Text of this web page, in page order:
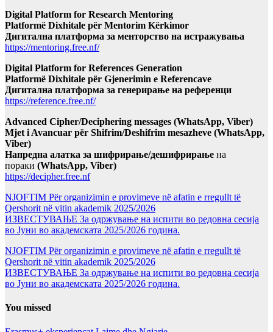
Digital Platform for Research Mentoring
Platformë Dixhitale për Mentorim Kërkimor
Дигитална платформа за менторство на истражувања
https://mentoring.free.nf/
Digital Platform for References Generation
Platformë Dixhitale për Gjenerimin e Referencave
Дигитална платформа за генерирање на референци
https://reference.free.nf/
Advanced Cipher/Deciphering messages (WhatsApp, Viber)
Mjet i Avancuar për Shifrim/Deshifrim mesazheve (WhatsApp,
Viber)
Напредна алатка за шифрирање/дешифрирање на
пораки (WhatsApp, Viber)
https://decipher.free.nf
NJOFTIM Për organizimin e provimeve në afatin e rregullt të
Qershorit në vitin akademik 2025/2026
ИЗВЕСТУВАЊЕ За одржување на испити во редовна сесија
во Јуни во академската 2025/2026 година.
NJOFTIM Për organizimin e provimeve në afatin e rregullt të
Qershorit në vitin akademik 2025/2026
ИЗВЕСТУВАЊЕ За одржување на испити во редовна сесија
во Јуни во академската 2025/2026 година.
You missed